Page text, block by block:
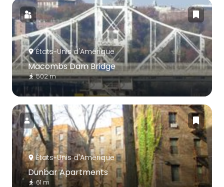
États-Unis d'Amérique
Macombs Dam Bridge
502 m
États-Unis d'Amérique
Dunbar Apartments
61 m